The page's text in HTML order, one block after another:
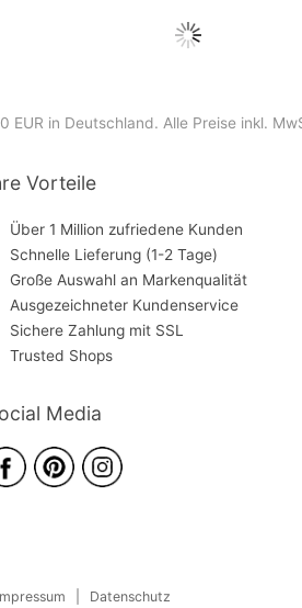
EUR in Deutschland. Alle Preise inkl.
Vorteile
Über 1 Million zufriedene Kunden
Schnelle Lieferung (1-2 Tage)
Große Auswahl an Markenqualität
Ausgezeichneter Kundenservice
Sichere Zahlung mit SSL
Trusted Shops
Media
Datenschutz